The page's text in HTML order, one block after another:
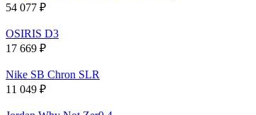
54 077 ₽
OSIRIS D3
17 669 ₽
Nike SB Chron SLR
11 049 ₽